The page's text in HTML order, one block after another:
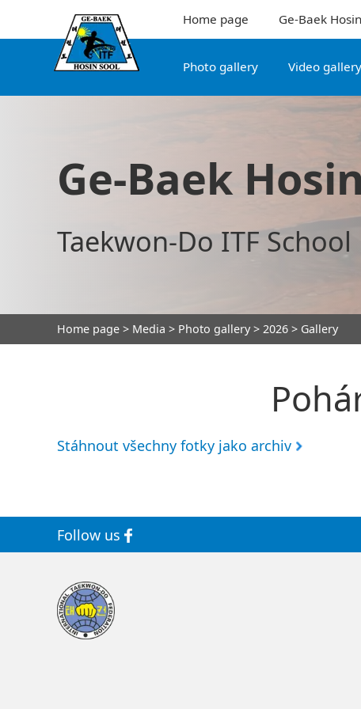
Home page Ge-Baek
Photo gallery Video gallery
Ge-Baek
Taekwon-Do ITF School
Home page > Media > Photo gallery> 2026 > Gallery
Stáhnout všechny fotky jako archiv
Follow us